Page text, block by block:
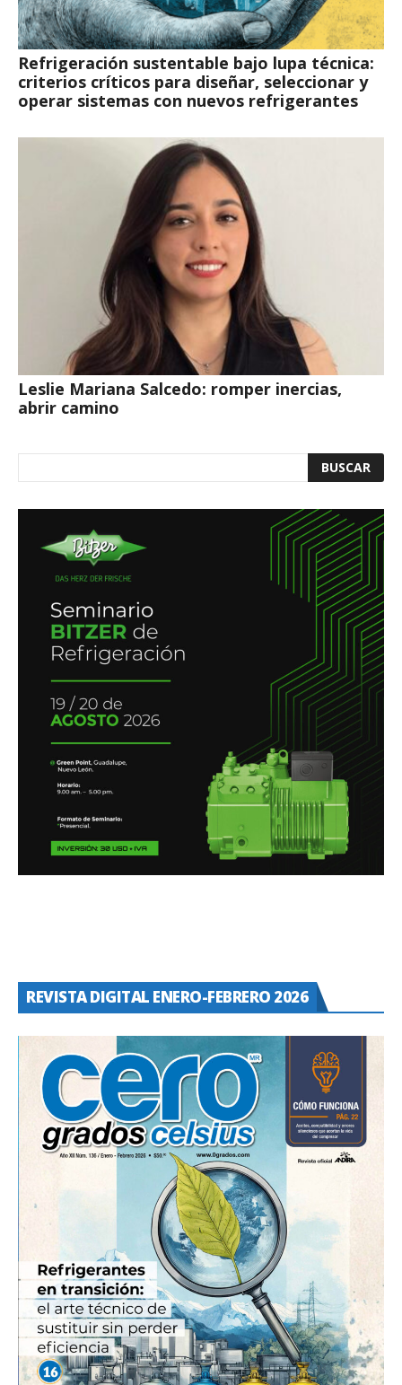
Refrigeración sustentable bajo lupa técnica:
criterios críticos para diseñar, seleccionar y
operar sistemas con nuevos refrigerantes
Leslie Mariana Salcedo: romper inercias,
abrir camino
REVISTA DIGITAL ENERO-FEBRERO 2026